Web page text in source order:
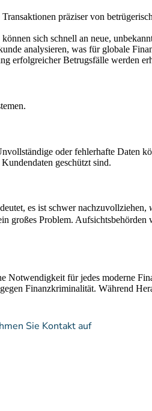
präziser von
sich schnell an neue,
analysieren, was für globale
erfolgreicher Betrugsfälle werden
oder fehlerhafte Daten
geschützt sind.
es ist schwer nachzuvollziehen,
großes Problem. Aufsichtsbehörden
für jedes moderne
Finanzkriminalität. Während
Sie Kontakt auf